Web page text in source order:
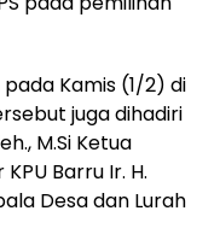
Kamis (1/2) di
juga dihadiri
M.Si Ketua
Barru Ir. H.
Desa dan Lurah